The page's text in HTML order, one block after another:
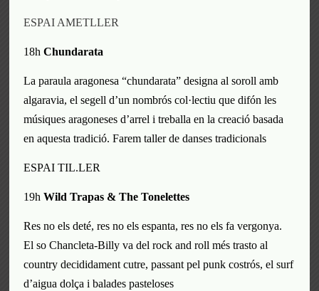
ESPAI AMETLLER
18hChundarata
La paraula aragonesa “chundarata” designa al soroll amb
algaravia,el segell d’un nombróscol·lectiuque difón les
músiques aragoneses d’arrelitreballa en la creació basada
en aquesta tradició.Farem taller de danses tradicionals
ESPAI TIL.LER
19hWild Trapas & The Tonelettes
Res no els deté,res no els espanta, res no els fa vergonya.
El soChancleta-Billyva del rock and roll més trasto al
country decididament cutre, passant pel punk costrós, el surf
d’aigua dolça i balades pasteloses